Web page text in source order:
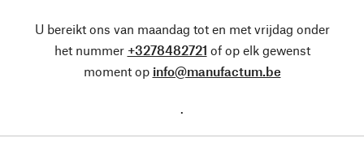
U bereikt ons van maandag tot en met vrijdag onder
het nummer +3278482721 of op elk gewenst
moment op info@manufactum.be
.